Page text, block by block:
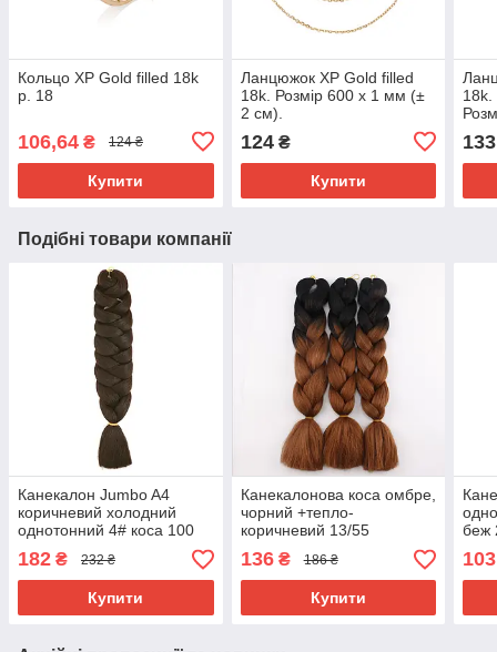
Кольцо ХР Gold filled 18k
р. 18
106,64 ₴ 124 ₴
Купити
Ланцюжок ХР Gold filled
18k. Розмір 600 х 1 мм (±
2 см).
124₴
Купити
18k.
133
Подібні товари компанії
Канекалон Jumbo A4
коричневий холодний
однотонний 4# коса 100
см Вага 165 грам
Термостійкий
182 ₴ 232 ₴
Купити
Канекалонова коса омбре,
чорний +тепло-
коричневий 13/55
136₴ 186 ₴
Купити
беж
103